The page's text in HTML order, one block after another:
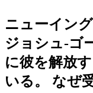
ニューイン
ジョシュ-ゴ
に彼を解放
いる。 なぜ